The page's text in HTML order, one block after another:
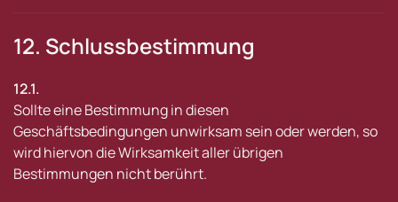
12. Schlussbestimmung
12.1.
Sollte eine Bestimmung in diesen
Geschäftsbedingungen unwirksam sein oder werden, so
wird hiervon die Wirksamkeit aller übrigen
Bestimmungen nicht berührt.